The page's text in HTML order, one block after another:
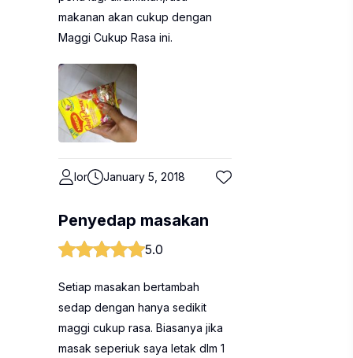
makanan akan cukup dengan
Maggi Cukup Rasa ini.
lor January 5, 2018
Penyedap masakan
5.0
Setiap masakan bertambah
sedap dengan hanya sedikit
maggi cukup rasa. Biasanya jika
masak seperiuk saya letak dlm 1